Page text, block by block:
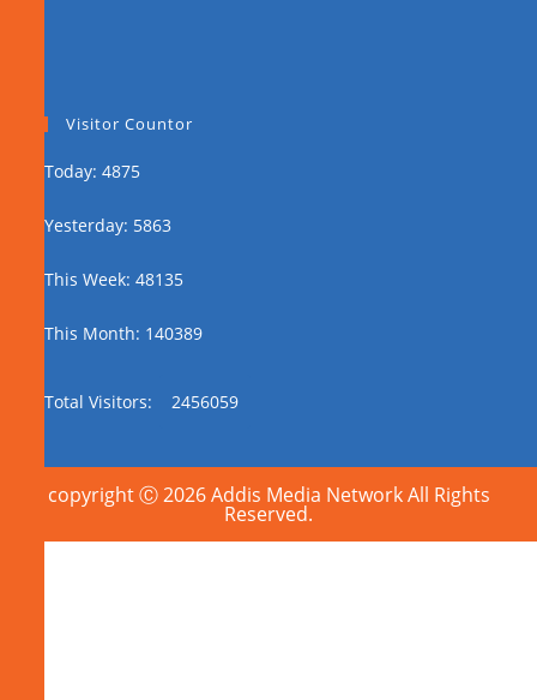
Visitor Countor
Today: 4875
Yesterday: 5863
This Week: 48135
This Month: 140389
Total Visitors: 2456059
copyright Ⓒ 2026 Addis Media Network All Rights
Reserved.